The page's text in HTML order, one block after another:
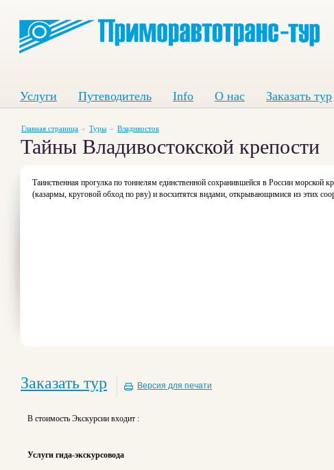
Услуги Путеводитель Info О нас Заказать тур
Главная страница Туры Владивосток
Тайны Владивостокской крепости
Таинственная прогулка по тоннелям единственной сохранившейся в России
(казармы, круговой обход по рву) и восхитятся видами, открывающимися из этих
Заказать тур Версия для печати
В стоимость Экскурсии входит :
Услуги гида-экскурсовода